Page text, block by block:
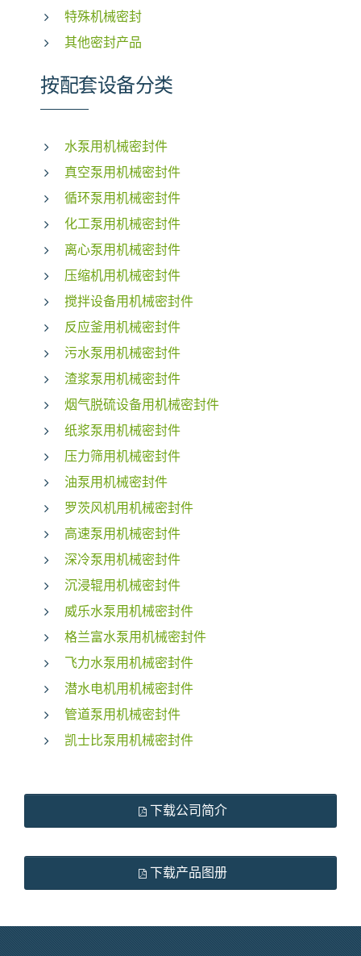
特殊机械密封
其他密封产品
按配套设备分类
水泵用机械密封件
真空泵用机械密封件
循环泵用机械密封件
化工泵用机械密封件
离心泵用机械密封件
压缩机用机械密封件
搅拌设备用机械密封件
反应釜用机械密封件
污水泵用机械密封件
渣浆泵用机械密封件
烟气脱硫设备用机械密封件
纸浆泵用机械密封件
压力筛用机械密封件
油泵用机械密封件
罗茨风机用机械密封件
高速泵用机械密封件
深冷泵用机械密封件
沉浸辊用机械密封件
威乐水泵用机械密封件
格兰富水泵用机械密封件
飞力水泵用机械密封件
潜水电机用机械密封件
管道泵用机械密封件
凯士比泵用机械密封件
下载公司简介
下载产品图册